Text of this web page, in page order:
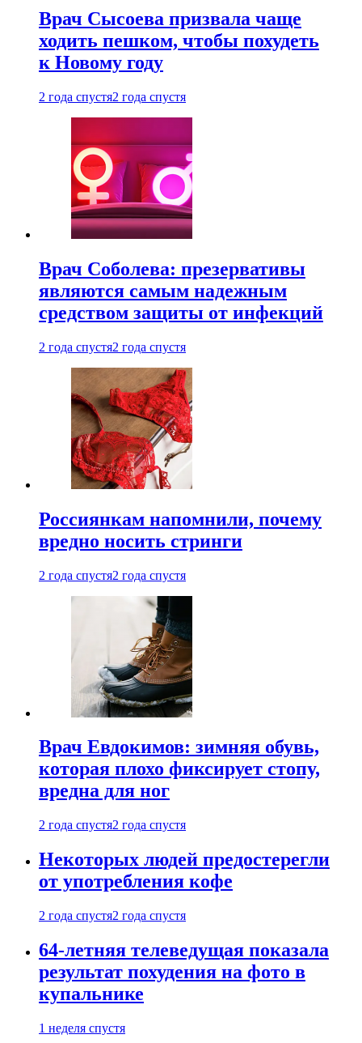
Врач Сысоева призвала чаще
ходить пешком, чтобы похудеть
к Новому году
2 года спустя2 года спустя
Врач Соболева: презервативы
являются самым надежным
средством защиты от инфекций
2 года спустя2 года спустя
Россиянкам напомнили, почему
вредно носить стринги
2 года спустя2 года спустя
Врач Евдокимов: зимняя обувь,
которая плохо фиксирует стопу,
вредна для ног
2 года спустя2 года спустя
Некоторых людей предостерегли
от употребления кофе
2 года спустя2 года спустя
64-летняя телеведущая показала
результат похудения на фото в
купальнике
1 неделя спустя